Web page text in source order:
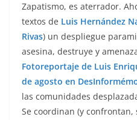
Zapatismo, es aterrador.
textos de Luis Hernández
Rivas) un despliegue
asesina, destruye y
Fotoreportaje de Luis
de agosto en
las comunidades
Se coordinan (y